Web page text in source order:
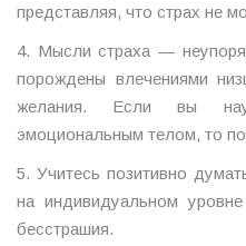
представляя, что страх не
4. Мысли страха —
порождены влечениями
желания. Если вы
эмоциональным телом, то
5. Учитесь позитивно
на индивидуальном
бесстрашия.